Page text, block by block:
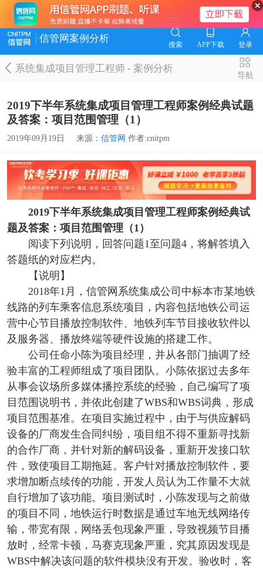
信管网案例分析
搜索 APP下载 登录
系统集成项目管理工程师- 案例分析
导航
2019下半年系统集成项目管理工程师案例经典试题
及答案：项目范围管理（1）
2019年09月19日 来源： 信管网 作者:cnitpm
2019下半年系统集成项目管理工程师案例经典试
题及答案：项目范围管理（1）
阅读下列说明，回答问题1至问题4，将解答填入
答题纸的对应栏内。
【说明】
2018年1月，信管网系统集成公司中标本市某地铁
线路的列车乘客信息系统项目，内容包括地铁公司运
营中心节目播放控制软件、地铁列车节目接收软件以
及服务器、播放终端等硬件设施的搭建工作。
公司任命小陈为项目经理，并从各部门抽调了经
验丰富的工程师组成了项目团队。小陈依据过去多年
从事会议场所多媒体播控系统的经验，自己编写了项
目范围说明书，并依此创建了WBS和WBS词典，形成
项目范围基准。在项目实施过程中，由于与供应解码
设备的厂商发生合同纠纷，项目组不得不重新寻找新
的合作厂商，并针对新的解码设备，重新开发接口软
件，致使项目工期拖延。客户针对播放控制软件，要
求增加断点续传的功能，开发人员认为工作量不大就
自行增加了该功能。项目测试时，小陈发现与之前做
的项目不同，地铁运行时数据是通过车地无线网络传
输，带宽有限，网络丢包现象严重，导致视频节目播
放时，经常卡顿，马赛克现象严重，究其原因发现是
WBS中解决该问题的软件模块没有开发。验收时，客